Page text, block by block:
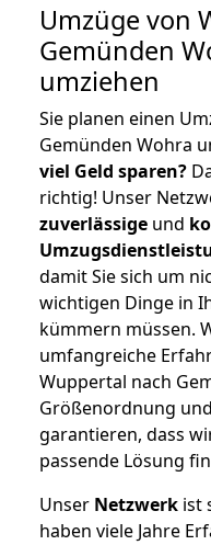
Umzüge von
Gemünden
umziehen
Sie planen einen
Gemünden Wohra
viel Geld sparen?
richtig! Unser
zuverlässige und
damit Sie sich um
wichtigen Dinge in
kümmern müssen.
umfangreiche
Wuppertal nach
Größenordnung
garantieren, dass
passende Lösung
Unser Netzwerk ist
haben viele Jahre